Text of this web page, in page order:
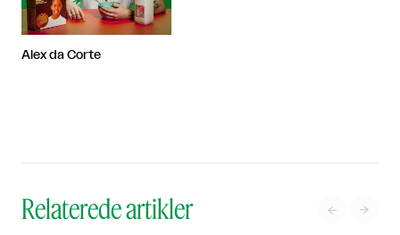
Alex da Corte
Relaterede artikler  